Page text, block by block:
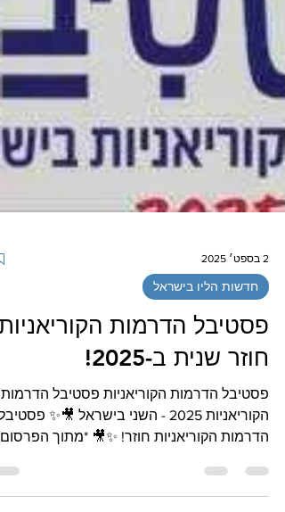
חדשות הליו בישראל
פסטיבל הדרמות
חוזר שנית ב-2025!
פסטיבל הדרמות הקוריאניות פסטיבל הדרמות